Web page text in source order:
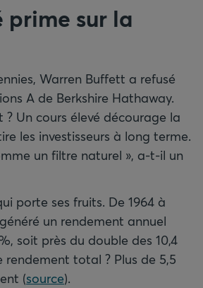
prime sur la
Warren Buffett a refusé
A de Berkshire Hathaway.
? Un cours élevé décourage la
les investisseurs à long terme.
un filtre naturel », a-t-il un
porte ses fruits. De 1964 à
un rendement annuel
soit près du double des 10,4
rendement total ? Plus de 5,5
(source).